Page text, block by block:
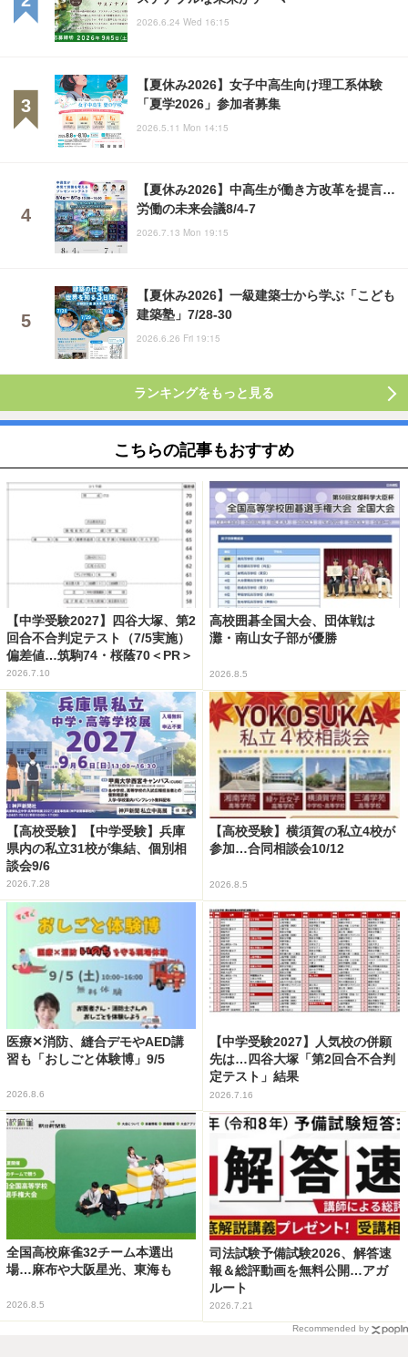
2026.6.24 Wed 16:15
【夏休み2026】女子中高生向け理工系体験
「夏学2026」参加者募集
2026.5.11 Mon 14:15
【夏休み2026】中高生が働き方改革を提言…
労働の未来会議8/4-7
2026.7.13 Mon 19:15
【夏休み2026】一級建築士から学ぶ「こども
建築塾」7/28-30
2026.6.26 Fri 19:15
ランキングをもっと見る
こちらの記事もおすすめ
【中学受験2027】四谷大塚、第2
回合不合判定テスト（7/5実施）
偏差値…筑駒74・桜蔭70＜PR＞
2026.7.10
高校囲碁全国大会、団体戦は
灘・南山女子部が優勝
2026.8.5
【高校受験】【中学受験】兵庫
県内の私立31校が集結、個別相
談会9/6
2026.7.28
【高校受験】横須賀の私立4校が
参加…合同相談会10/12
2026.8.5
医療✕消防、縫合デモやAED講
習も「おしごと体験博」9/5
2026.8.6
【中学受験2027】人気校の併願
先は…四谷大塚「第2回合不合判
定テスト」結果
2026.7.16
全国高校麻雀32チーム本選出
場…麻布や大阪星光、東海も
2026.8.5
司法試験予備試験2026、解答速
報＆総評動画を無料公開…アガ
ルート
2026.7.21
Recommended by